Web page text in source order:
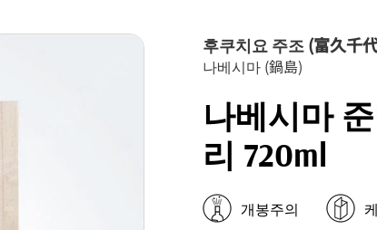
후쿠치요 주조 (富久千
나베시마 (鍋島)
나베시마
리 720ml
개봉주의